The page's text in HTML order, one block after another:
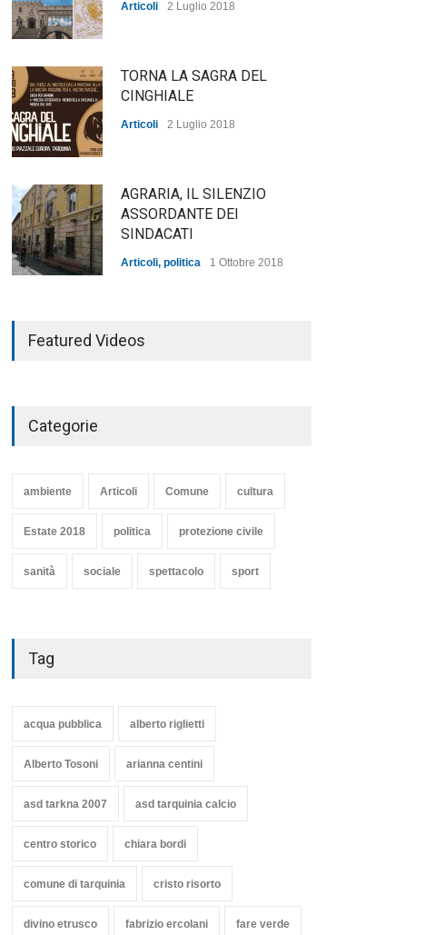
Articoli 2 Luglio 2018
TORNA LA SAGRA DEL
CINGHIALE
Articoli 2 Luglio 2018
AGRARIA, IL SILENZIO
ASSORDANTE DEI
SINDACATI
Articoli, politica 1 Ottobre 2018
Articoli cultura 8 Maggio 2020
Featured Videos
Categorie
ambiente Articoli Comune cultura
Estate 2018 politica protezione civile
sanità sociale spettacolo sport
Tag
acqua pubblica alberto riglietti
Alberto Tosoni arianna centini
asd tarkna 2007 asd tarquinia calcio
centro storico chiara bordi
comune di tarquinia cristo risorto
divino etrusco fabrizio ercolani fare verde